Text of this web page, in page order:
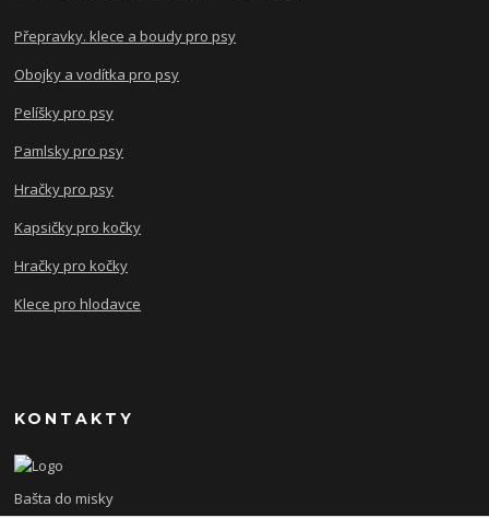
Přepravky. klece a boudy pro psy
Obojky a vodítka pro psy
Pelíšky pro psy
Pamlsky pro psy
Hračky pro psy
Kapsičky pro kočky
Hračky pro kočky
Klece pro hlodavce
KONTAKTY
Bašta do misky